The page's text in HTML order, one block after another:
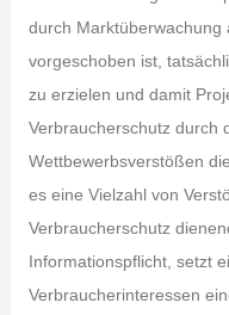
durch Marktüberwachung
vorgeschoben ist,
zu erzielen und damit
Verbraucherschutz durch
Wettbewerbsverstößen
es eine Vielzahl von
Verbraucherschutz
Informationspflicht, setzt
Verbraucherinteressen